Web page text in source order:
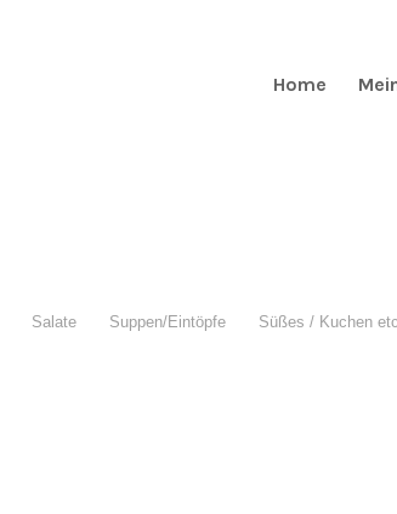
Home
Salate Suppen/Eintöpfe Süßes / Kuchen